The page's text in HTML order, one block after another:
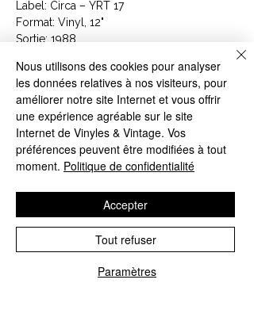
Label: Circa ‎– YRT 17
Format: Vinyl, 12"
Sortie: 1988
Tracklist
A Woman Of The 80's (Album
Version)
5:17
B1Woman Of The 80's (Radio Version)
B
2
Behind Closed Doors 2:08
Nous utilisons des cookies pour analyser
les données relatives à nos visiteurs, pour
améliorer notre site Internet et vous offrir
une expérience agréable sur le site
Internet de Vinyles & Vintage. Vos
préférences peuvent être modifiées à tout
moment. Politique de confidentialité
Paramètres
Tout refuser
Accepter